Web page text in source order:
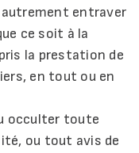
entraver
ce soit à la
la prestation de
en tout ou en
occulter toute
ou tout avis de